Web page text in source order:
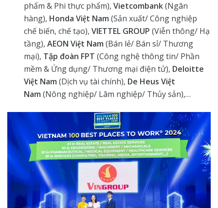
phẩm & Phi thực phẩm),Vietcombank(Ngân
hàng), Honda Việt Nam (Sản xuất/ Công nghiệp
chế biến, chế tạo),VIETTEL GROUP (Viễn thông/ Hạ
tầng), AEON Việt Nam (Bán lẻ/ Bán sỉ/ Thương
mại), Tập đoàn FPT (Công nghệ thông tin/ Phần
mềm & Ứng dụng/ Thương mại điện tử), Deloitte
Việt Nam (Dịch vụ tài chính), De Heus Việt
Nam (Nông nghiệp/ Lâm nghiệp/ Thủy sản),…